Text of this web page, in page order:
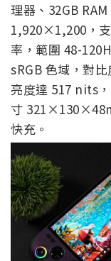
理器、32GB
1,920×1,200，
率，範圍 48-
sRGB 色域，對
亮度達 517 nits
寸
快充。